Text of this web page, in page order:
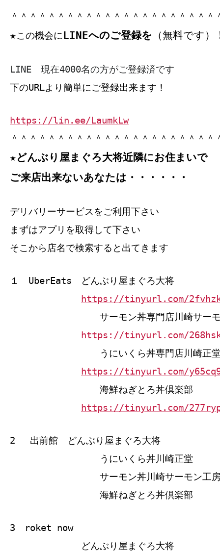
＾＾＾＾＾＾＾＾＾＾＾＾＾＾＾＾＾＾＾＾＾
★この機会にLINEへのご登録を （無料です）
LINE 現在4000名の方がご登録済です
下のURLより簡単にご登録出来ます！
https://lin.ee/LaumkLw
＾＾＾＾＾＾＾＾＾＾＾＾＾＾＾＾＾＾＾＾＾
★どんぶり屋まぐろ大将近隣にお住まいで
ご来店出来ないあなたは・・・・・・
デリバリーサービスをご利用下さい
まずはアプリを取得して下さい
そこから店名で検索すると出てきます
１ UberEats どんぶり屋まぐろ大将
https://tinyurl.com/
サーモン丼専門店川崎サー
https://tinyurl.com/
うにいくら丼専門店川崎正
https://tinyurl.com/
海鮮ねぎとろ丼倶楽部
https://tinyurl.com/
2 出前館 どんぶり屋まぐろ大将
うにいくら丼川崎正堂
サーモン丼川崎サーモン工
海鮮ねぎとろ丼倶楽部
3 roket now
どんぶり屋まぐろ大将